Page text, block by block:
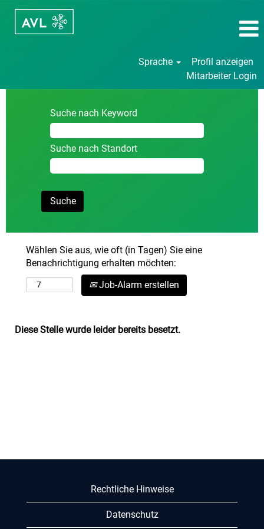
Sprache
Profil anzeigen
Mitarbeiter Login
Suche nach Keyword
Suche nach Standort
Wählen Sie aus, wie oft (in Tagen) Sie eine
Benachrichtigung erhalten möchten:
Job-Alarm erstellen
Diese Stelle wurde leider bereits besetzt.
Rechtliche Hinweise
Datenschutz